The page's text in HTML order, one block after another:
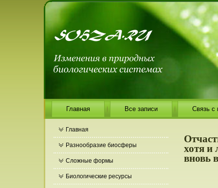
Главная Все записи Связь с
Главная
Разнообразие биосферы
Сложные формы
Биологические ресурсы
хотя и
вновь